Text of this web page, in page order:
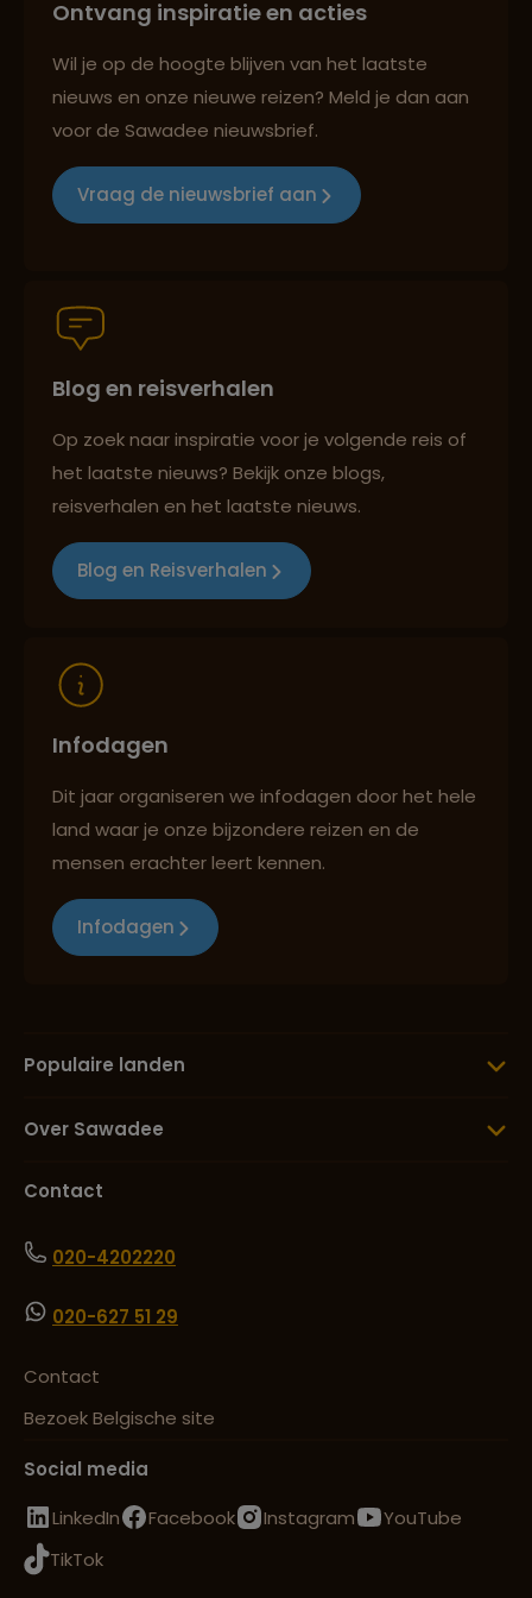
Reizen met oog voor mens, cultuur en milieu
Persoonlijk en deskundig reisadvies
Best beoordeelde reisroutes
Ontvang inspiratie en acties
Wil je op de hoogte blijven van het laatste
nieuws en onze nieuwe reizen? Meld je dan aan
voor de Sawadee nieuwsbrief.
Vraag de nieuwsbrief aan
Blog en reisverhalen
Op zoek naar inspiratie voor je volgende reis of
het laatste nieuws? Bekijk onze blogs,
reisverhalen en het laatste nieuws.
Blog en Reisverhalen
Infodagen
Dit jaar organiseren we infodagen door het hele
land waar je onze bijzondere reizen en de
mensen erachter leert kennen.
Infodagen
Populaire landen
Over Sawadee
Contact
020-4202220
020-627 51 29
Contact
Bezoek Belgische site
Social media
LinkedIn
Facebook Instagram
YouTube
TikTok